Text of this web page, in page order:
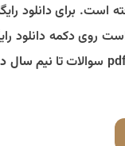
است. برای دانلود
روی دکمه دانلود
نیم سال دوم ۱۴۰۲